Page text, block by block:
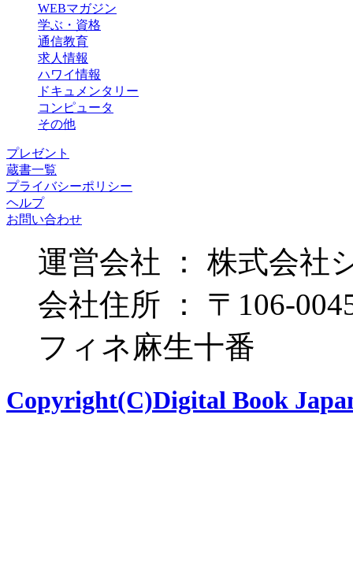
WEBマガジン
学ぶ・資格
通信教育
求人情報
ハワイ情報
ドキュメンタリー
コンピュータ
その他
プレゼント
蔵書一覧
プライバシーポリシー
ヘルプ
お問い合わせ
運営会社 ： 株式会社
会社住所 ： 〒106-
フィネ麻生十番
Copyright(C)Digital Book